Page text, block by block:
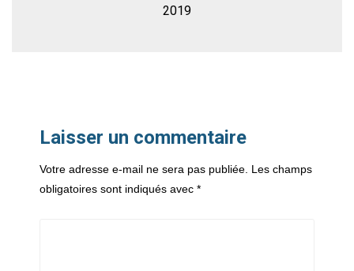
2019
Laisser un commentaire
Votre adresse e-mail ne sera pas publiée. Les champs
obligatoires sont indiqués avec *